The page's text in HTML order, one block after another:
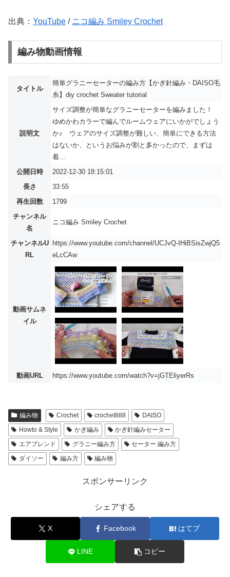
出典： YouTube / ニコ編み Smiley Crochet
編み物動画情報
タイトル
簡単グラニーセーターの編み方【かぎ針編み・DAISO毛
糸】diy crochet Sweater tutorial
説明文
サイズ調整が簡単なグラニーセーターを編みました！
ゆめかわカラーで編んでルームウェアにいかがでしょう
か♪ ウェアのサイズ調整が難しい、簡単にできる方法
はないか、というお悩みが割と多かったので、まずは
着...
公開日時
2022-12-30 18:15:01
長さ
33:55
再生回数
1799
チャンネル
名
ニコ編み Smiley Crochet
チャンネルU
RL
https://www.youtube.com/channel/UCJvQ-IHiBSisZwjQ5
eLcCAw
動画サムネ
イル
動画URL https://www.youtube.com/watch?v=jGTEliyerRs
編み物 Crochet crochet888
DAISO
Howto & Style
かぎ編み
かぎ針編みセーター
エアブレンド
グラニー編み方
セーター 編み方
ダイソー
編み方 編み物
スポンサーリンク
シェアする
X Facebook はてブ
LINE コピー